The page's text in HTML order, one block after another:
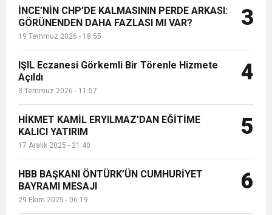
KARAÇAY’A SEVGİ SELİ
18:22 BAŞKAN SAMİ ÜSTÜN’DEN
İNCE’NİN CHP’DE KALMASININ PERDE ARKASI:
GÖRÜNENDEN DAHA FAZLASI MI VAR?
19 Temmuz 2026 - 18:55
3
IŞIL Eczanesi Görkemli Bir Törenle Hizmete
Açıldı
3 Temmuz 2026 - 11:57
4
HİKMET KAMİL ERYILMAZ’DAN EĞİTİME
KALICI YATIRIM
17 Aralık 2025 - 21:40
5
HBB BAŞKANI ÖNTÜRK’ÜN CUMHURİYET
BAYRAMI MESAJI
29 Ekim 2025 - 06:19
6